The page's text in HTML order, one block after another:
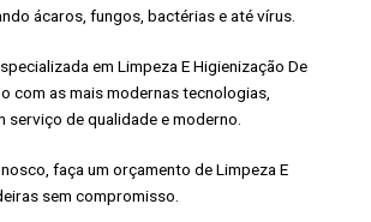
ácaros, fungos, bactérias e até vírus.
em Limpeza E Higienização De
com as mais modernas tecnologias,
serviço de qualidade e moderno.
faça um orçamento de Limpeza E
sem compromisso.